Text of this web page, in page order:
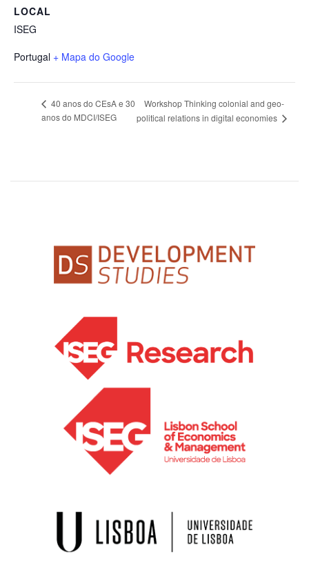
LOCAL
ISEG
Portugal + Mapa do Google
40 anos do CEsA e 30
anos do MDCI/ISEG
Workshop Thinking colonial and geo-
political relations in digital economies